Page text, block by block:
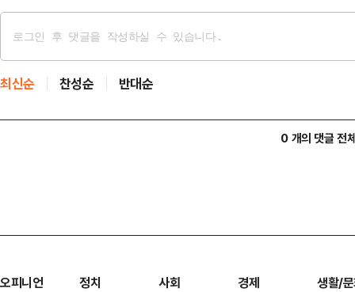
최신순 찬성순 반대순
0 개의 댓글 전
오피니언 정치 사회 경제 생활/